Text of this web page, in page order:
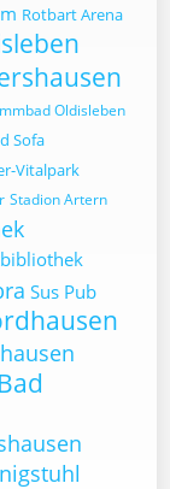
Rotbart Arena
Oldisleben
Sofa
Vitalpark
Stadion Artern
Sus Pub